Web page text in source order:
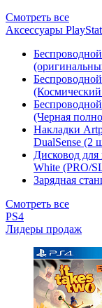
Смотреть все
Аксессуары
(Черная
Накладки
DualSense (2
Дисковод
White (PRO/
Зарядная
Смотреть все
PS4
Лидеры продаж